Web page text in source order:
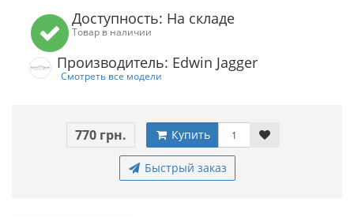
Доступность: На складе
Товар в наличии
Производитель: Edwin Jagger
Смотреть все модели
770 грн. Купить
Быстрый заказ